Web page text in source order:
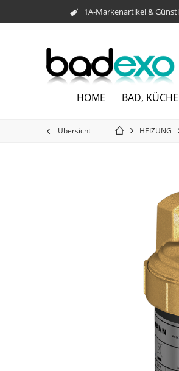
1A-Markenartikel &
HOME BAD,
Übersicht HEIZUNG